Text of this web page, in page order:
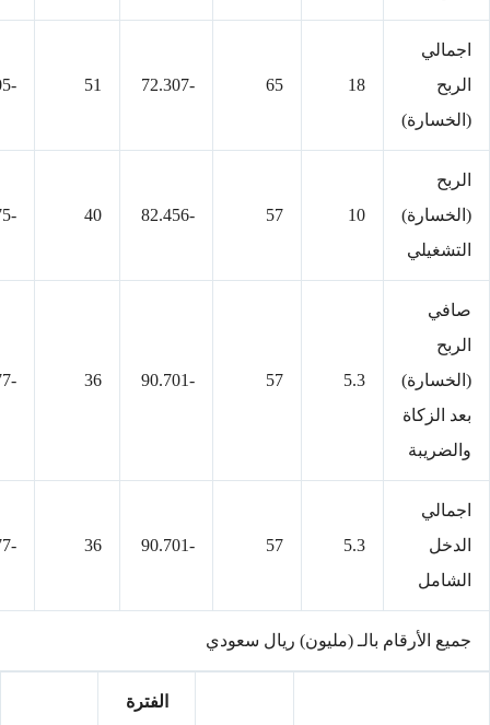
اجمالي
الربح
(الخسارة)
18
65
-72.307
51
-64.705
الربح
(الخسارة)
التشغيلي
10
57
-82.456
40
-75
صافي
الربح
(الخسارة)
بعد الزكاة
والضريبة
5.3
57
-90.701
36
-85.277
اجمالي
الدخل
الشامل
5.3
57
-90.701
36
-85.277
جميع الأرقام بالـ (مليون) ريال سعودي
الفترة